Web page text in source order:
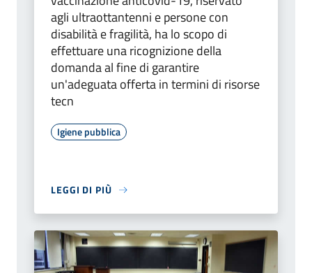
agli ultraottantenni e persone con
disabilità e fragilità, ha lo scopo di
effettuare una ricognizione della
domanda al fine di garantire
un'adeguata offerta in termini di risorse
tecn
Igiene pubblica
LEGGI DI PIÙ